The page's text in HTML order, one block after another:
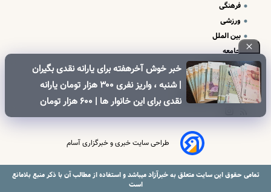
خبر خوش آخرهفته برای یارانه نقدی بگیران
| شنبه ، واریز نفری ۳۰۰ هزار تومان یارانه
نقدی برای این خانوار ها | ۶۰۰ هزار تومان
کالابرگ برای خانوارهای دارای فرزند
فرهنگی
ورزشی
بین الملل
جامعه
علم و فناوری
درباره ما
تبلیغات و تماس با ما
طراحی سایت خبری و خبرگزاری آسام
تمامی حقوق این سایت متعلق بهخبرآزادمیباشد و استفاده از مطالب آن با ذکر منبع بلامانع
است